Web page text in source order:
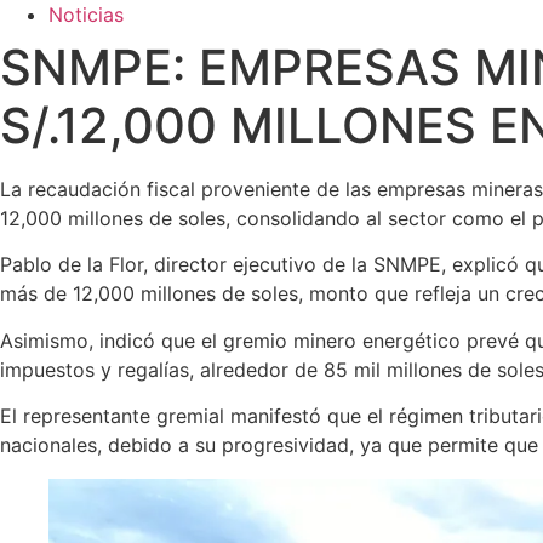
Noticias
SNMPE: EMPRESAS
S/.12,000 MILLONES
La recaudación fiscal proveniente de las empresas
12,000 millones de soles, consolidando al sector como el
Pablo de la Flor, director ejecutivo de la SNMPE, explicó
más de 12,000 millones de soles, monto que refleja un
Asimismo, indicó que el gremio minero energético prevé
impuestos y regalías, alrededor de 85 mil millones de
El representante gremial manifestó que el régimen
nacionales, debido a su progresividad, ya que permite